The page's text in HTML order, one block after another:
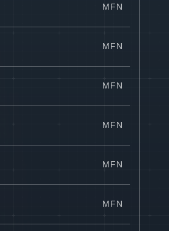
MFN
MFN
MFN
MFN
MFN
MFN